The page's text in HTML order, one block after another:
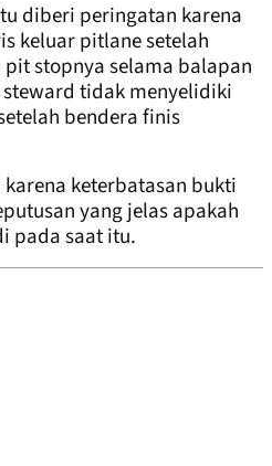
diberi peringatan karena
keluar pitlane setelah
stopnya selama balapan
tidak menyelidiki
bendera finis
keterbatasan bukti
yang jelas apakah
pada saat itu.